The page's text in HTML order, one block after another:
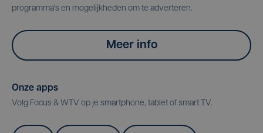
programma's en mogelijkheden om te adverteren.
Meer info
Onze apps
Volg Focus & WTV op je smartphone, tablet of smart TV.